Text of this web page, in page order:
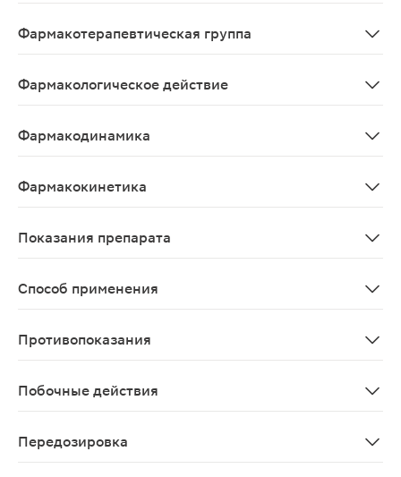
Фармакотерапевтическая группа
Фармакологическое действие
Фармакодинамика
Фармакокинетика
Показания препарата
Способ применения
Противопоказания
Побочные действия
Передозировка